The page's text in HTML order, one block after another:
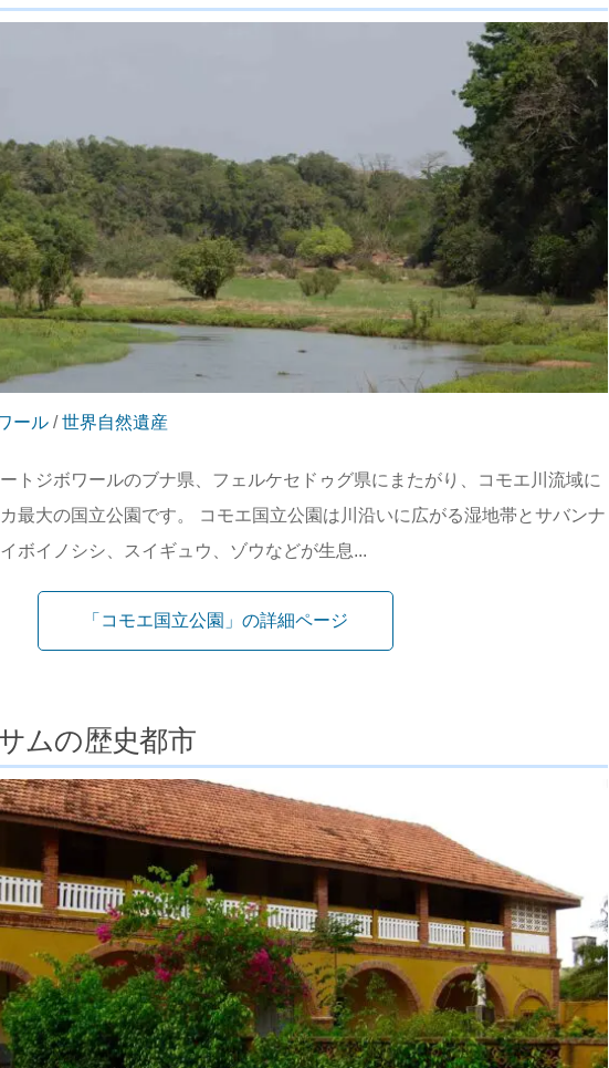
ール /世界自然遺産
トジボワールのブナ県、フェルケセドゥグ県にまたがり、コモエ川流域に
最大の国立公園です。 コモエ国立公園は川沿いに広がる湿地帯とサバンナ
ボイノシシ、スイギュウ、ゾウなどが生息...
「コモエ国立公園」の詳細ページ
ムの歴史都市